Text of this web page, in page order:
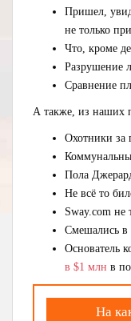
Пришел,
не только
Что, кроме
Разрушение
Сравнение
А также, из наших
Охотники за
Пола
Не всё то
Sway.com не
Смешались
Основатель
в $1 млн в
На